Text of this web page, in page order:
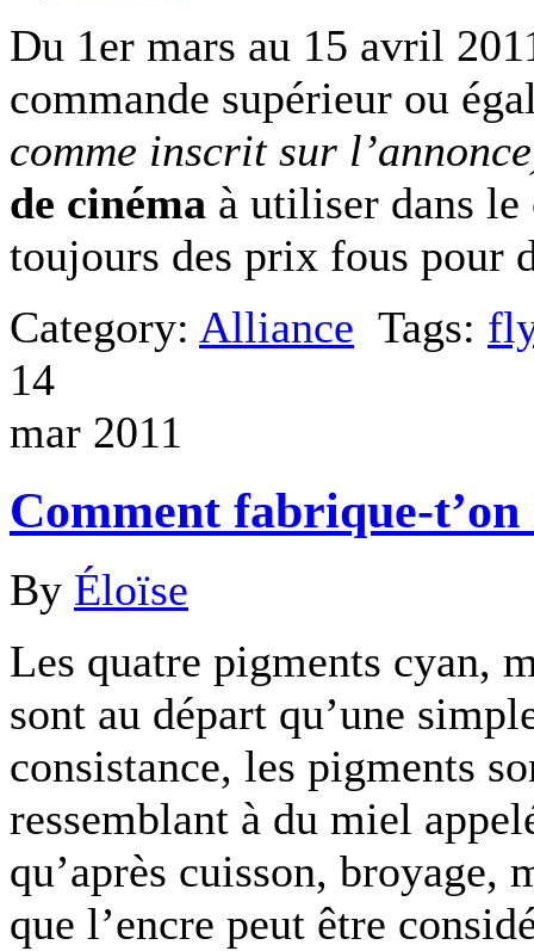
Du 1er mars au 15 avril
commande supérieur ou
comme inscrit sur
de cinéma à utiliser dans
toujours des prix fous pour
Category: Alliance Tags:
14
mar 2011
Comment fabrique-
By Éloïse
Les quatre pigments cyan,
sont au départ qu’une
consistance, les pigments
ressemblant à du miel
qu’après cuisson, broyage,
que l’encre peut être